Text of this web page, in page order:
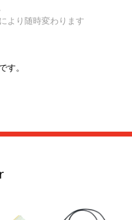
より随時変わります
す。